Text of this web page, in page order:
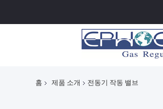
홈 제품 소개 전동기 작동 밸브